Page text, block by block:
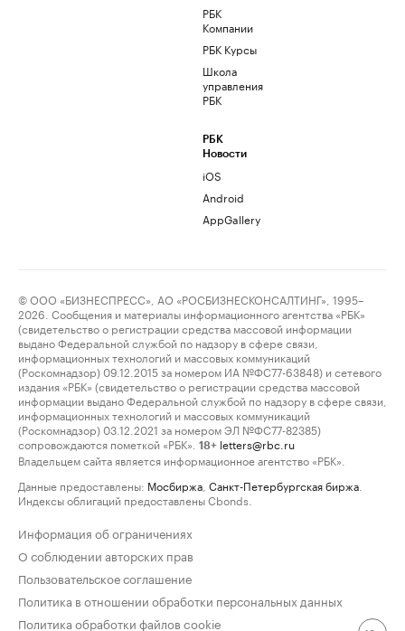
РБК
Компании
РБК Курсы
Школа
управления
РБК
РБК
Новости
iOS
Android
AppGallery
© ООО «БИЗНЕСПРЕСС», АО «РОСБИЗНЕСКОНСАЛТИНГ», 1995–
2026. Сообщения и материалы информационного агентства «РБК»
(свидетельство о регистрации средства массовой информации
выдано Федеральной службой по надзору в сфере связи,
информационных технологий и массовых коммуникаций
(Роскомнадзор) 09.12.2015 за номером ИА №ФС77-63848) и сетевого
издания «РБК» (свидетельство о регистрации средства массовой
информации выдано Федеральной службой по надзору в сфере связи,
информационных технологий и массовых коммуникаций
(Роскомнадзор) 03.12.2021 за номером ЭЛ №ФС77-82385)
сопровождаются пометкой «РБК».
18+ letters@rbc.ru
Владельцем сайта является информационное агентство «РБК».
Данные предоставлены: Мосбиржа Санкт-Петербургская биржа
Индексы облигаций предоставлены Cbonds.
Информация об ограничениях
О соблюдении авторских прав
Пользовательское соглашение
Политика в отношении обработки персональных данных
Политика обработки файлов cookie